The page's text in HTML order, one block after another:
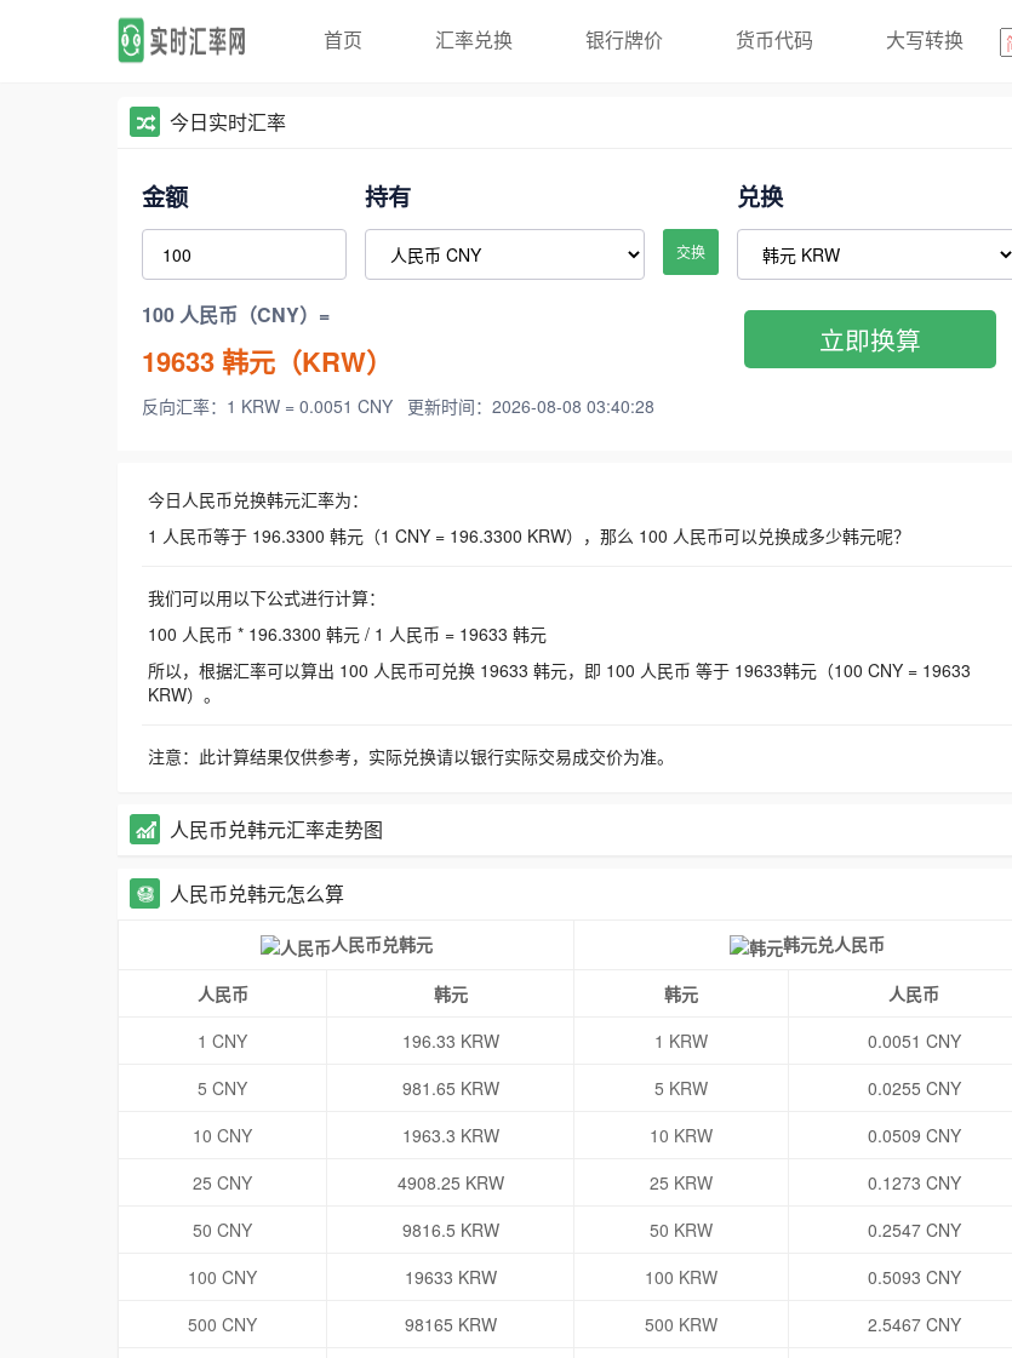
首页 汇率兑换 银行牌价 货币代码 大写转换
今日实时汇率
金额 持有
交换
兑换
100 人民币（CNY）=
19633韩元（KRW）
反向汇率：1 KRW = 0.0051 CNY 更新时间：2026-08-08 03:40:28
立即换算
今日人民币兑换韩元汇率为：
1 人民币等于 196.3300 韩元（1 CNY = 196.3300 KRW），那么 100 人民币可以兑换成多少韩元呢？
我们可以用以下公式进行计算：
100 人民币 * 196.3300 韩元 / 1 人民币 = 19633 韩元
所以，根据汇率可以算出 100 人民币可兑换 19633 韩元，即 100 人民币 等于 19633韩元（100 CNY = 19633
KRW）。
注意：此计算结果仅供参考，实际兑换请以银行实际交易成交价为准。
人民币兑韩元汇率走势图
人民币兑韩元怎么算
人民币兑韩元 韩元兑人民币
人民币 韩元 韩元
人民币
1 CNY
196.33 KRW 1 KRW
0.0051 CNY
5 CNY
981.65 KRW 5 KRW
0.0255 CNY
10 CNY
1963.3 KRW 10 KRW
0.0509 CNY
25 CNY
4908.25 KRW 25 KRW
0.1273 CNY
50 CNY
9816.5 KRW 50 KRW
0.2547 CNY
100 CNY
19633 KRW 100 KRW
0.5093 CNY
500 CNY
98165 KRW 500 KRW
2.5467 CNY